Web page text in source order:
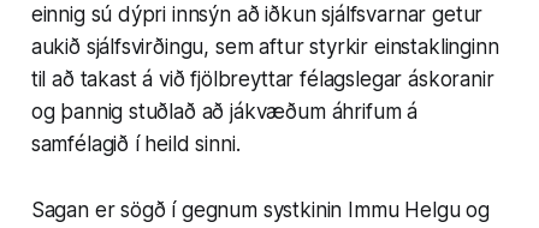
einnig sú dýpri innsýn að iðkun sjálfsvarnar getur
aukið sjálfsvirðingu, sem aftur styrkir einstaklinginn
til að takast á við fjölbreyttar félagslegar áskoranir
og þannig stuðlað að jákvæðum áhrifum á
samfélagið í heild sinni.
Sagan er sögð í gegnum systkinin Immu Helgu og